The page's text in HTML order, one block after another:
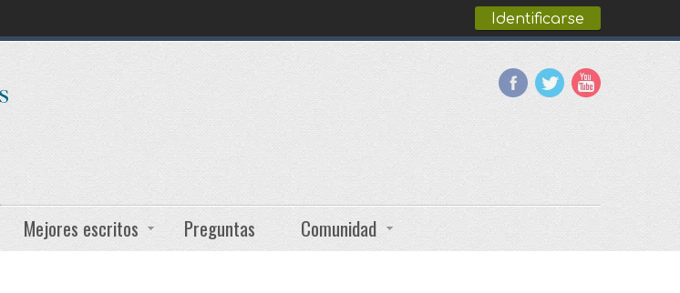
Identificarse
Mejores escritos Preguntas Comunidad